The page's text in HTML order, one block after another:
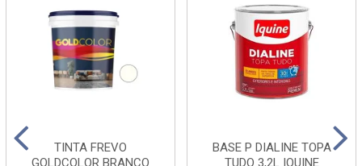
TINTA FREVO
GOLDCOLOR BRANCO
BASE P DIALINE TOPA
TUDO 3,2L IQUINE